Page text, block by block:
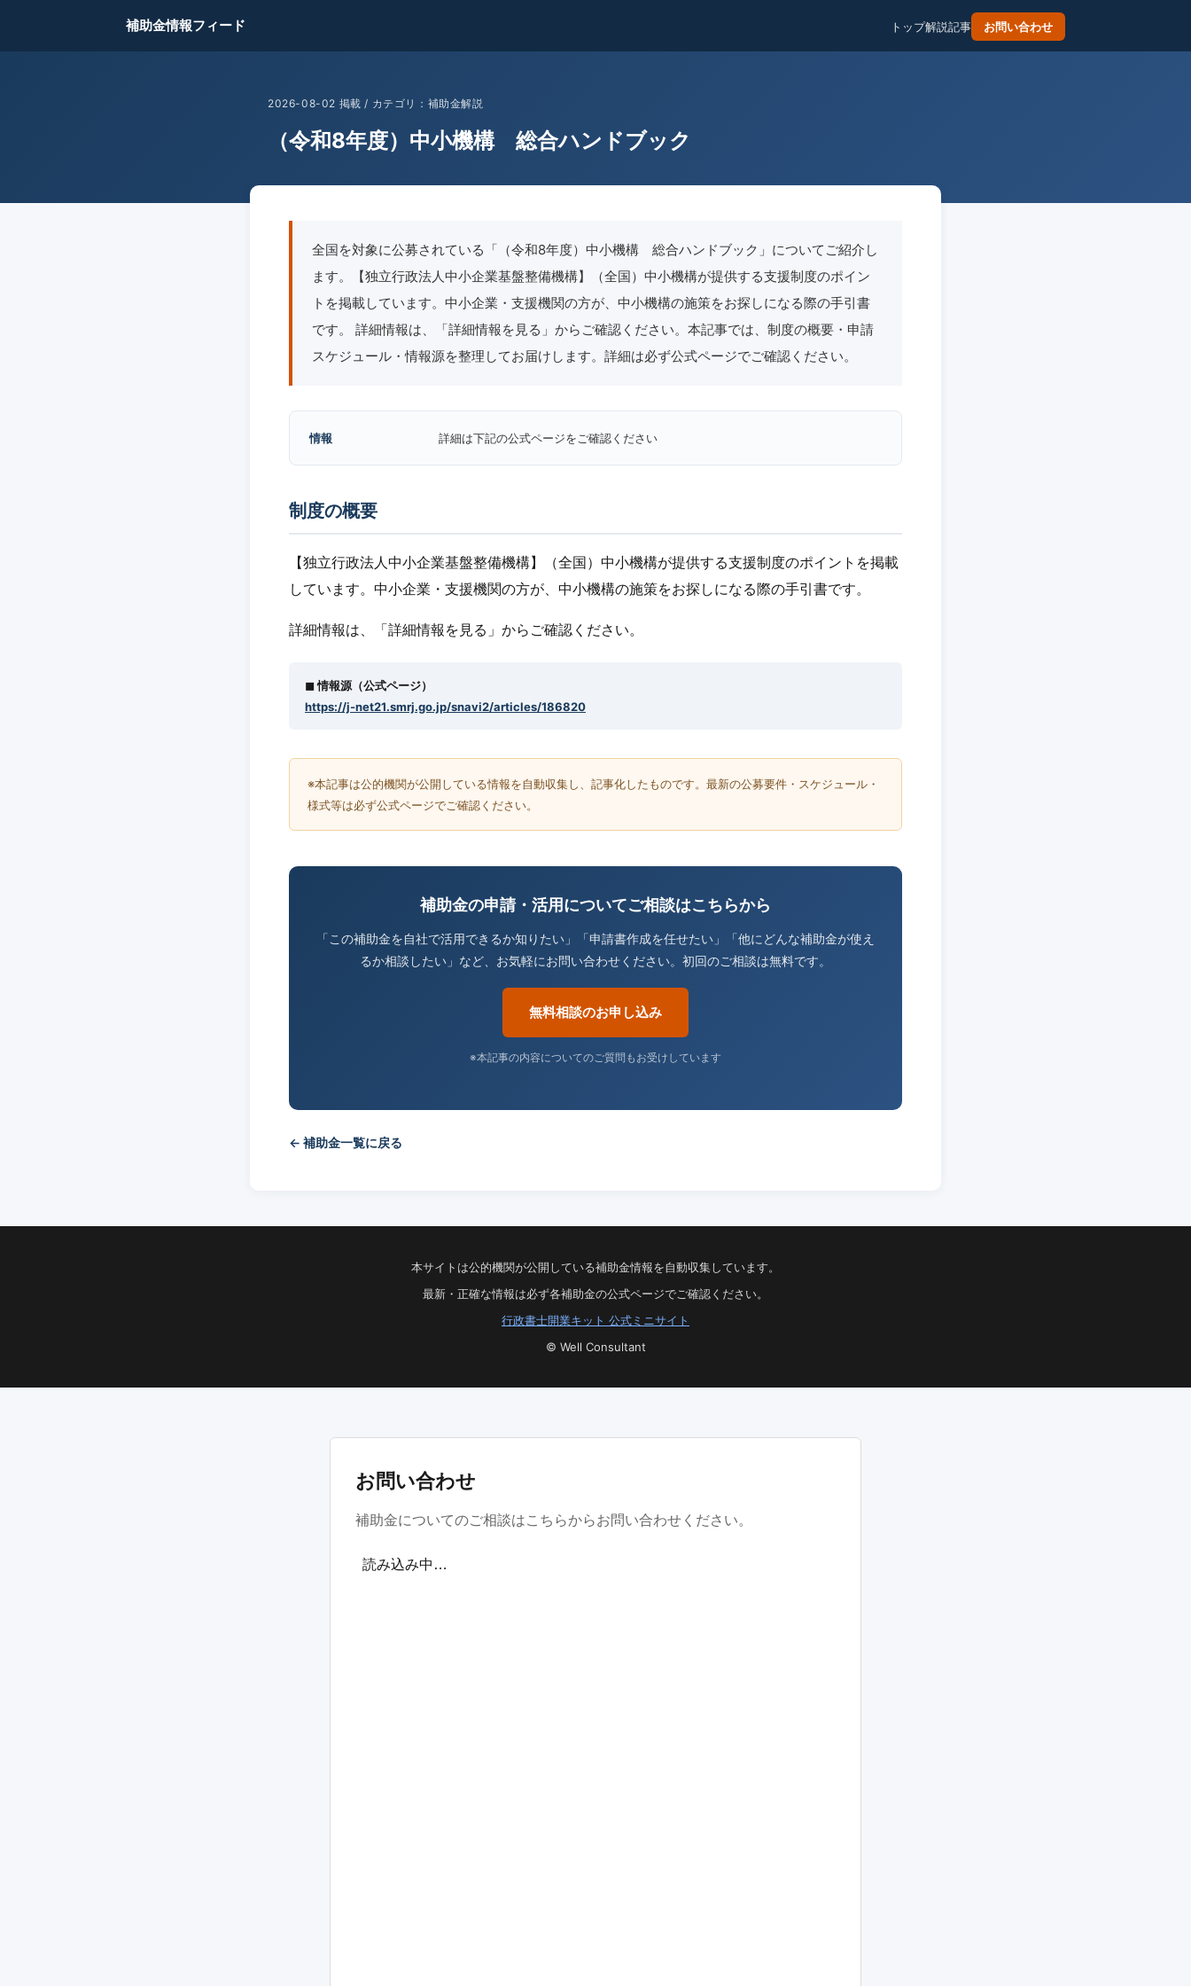
補助金情報フィード トップ解説記事 お問い合わせ
2026-08-02 掲載 / カテゴリ：補助金解説
（令和8年度）中小機構 総合ハンドブック
全国を対象に公募されている「（令和8年度）中小機構 総合ハンドブック」についてご紹介し
ます。【独立行政法人中小企業基盤整備機構】（全国）中小機構が提供する支援制度のポイン
トを掲載しています。中小企業・支援機関の方が、中小機構の施策をお探しになる際の手引書
です。 詳細情報は、「詳細情報を見る」からご確認ください。本記事では、制度の概要・申請
スケジュール・情報源を整理してお届けします。詳細は必ず公式ページでご確認ください。
情報 詳細は下記の公式ページをご確認ください
制度の概要
【独立行政法人中小企業基盤整備機構】（全国）中小機構が提供する支援制度のポイントを掲載
しています。中小企業・支援機関の方が、中小機構の施策をお探しになる際の手引書です。
詳細情報は、「詳細情報を見る」からご確認ください。
◼︎ 情報源（公式ページ）
https://j-net21.smrj.go.jp/snavi2/articles/186820
※本記事は公的機関が公開している情報を自動収集し、記事化したものです。最新の公募要件・スケジュール・
様式等は必ず公式ページでご確認ください。
補助金の申請・活用についてご相談はこちらから
「この補助金を自社で活用できるか知りたい」「申請書作成を任せたい」「他にどんな補助金が使え
るか相談したい」など、お気軽にお問い合わせください。初回のご相談は無料です。
無料相談のお申し込み
※本記事の内容についてのご質問もお受けしています
← 補助金一覧に戻る
本サイトは公的機関が公開している補助金情報を自動収集しています。
最新・正確な情報は必ず各補助金の公式ページでご確認ください。
行政書士開業キット 公式ミニサイト
© Well Consultant
お問い合わせ
補助金についてのご相談はこちらからお問い合わせください。